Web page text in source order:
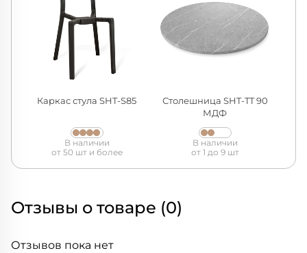
Каркас стула SHT-S85
В наличии
от 50 шт и более
Столешница SHT-TT 90
МДФ
В наличии
от 1 до 9 шт
Отзывы о товаре (0)
Отзывов пока нет